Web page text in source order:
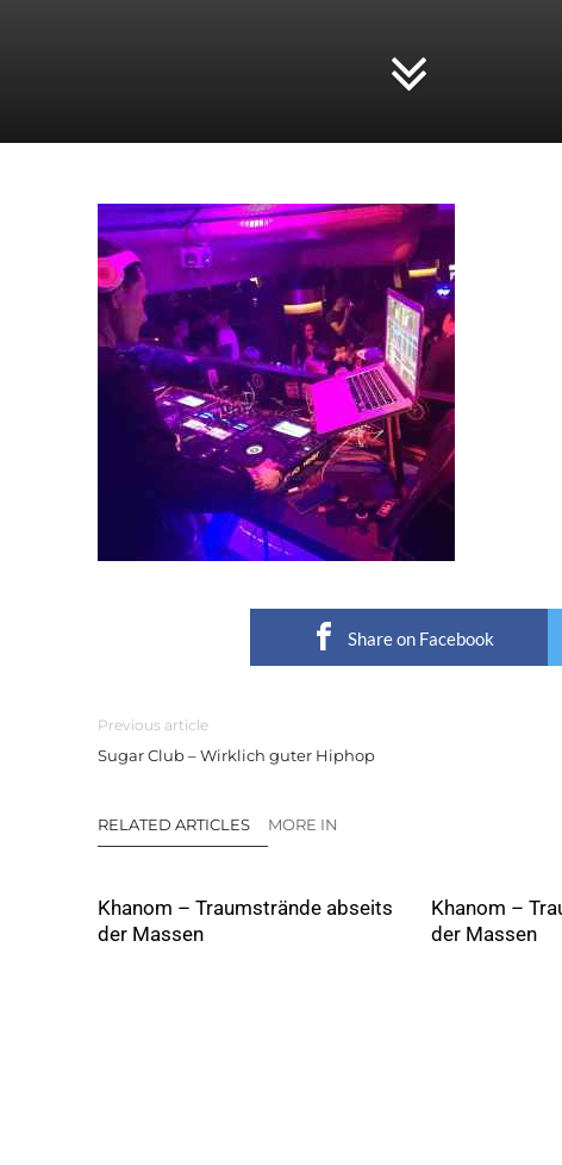
Share on Facebook
Previous article
Sugar Club – Wirklich guter Hiphop
RELATED ARTICLES MORE IN
Khanom – Traumstrände abseits
der Massen
Khanom –
der Massen